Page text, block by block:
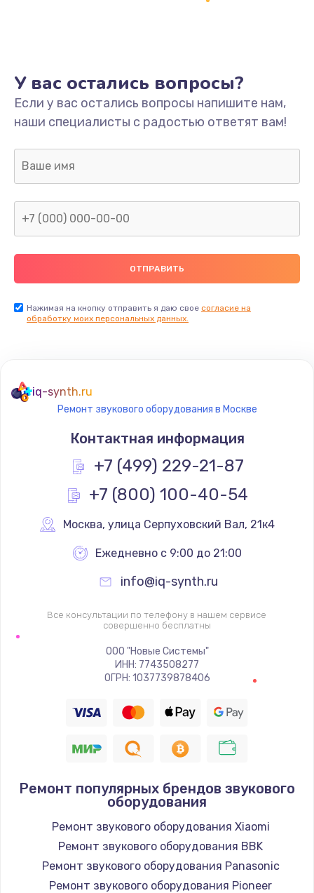
Не включается
1400 руб.
Заказать
Нет звука
800 руб.
Не видит флешку
400 руб.
Заказать
900 руб.
Заказать
900 руб.
Заказать
Не работает
1400 руб.
Восстановление цепи питания, пайка
Заказать
Программный ремонт/прошивка
Заказать
Замена Bluetooth/Wi-Fi модуля
800 руб.
Заказать
У вас остались вопросы?
Если у вас остались вопросы напишите нам,
наши специалисты с радостью ответят вам!
Нажимая на кнопку отправить я даю свое согласие на
обработку моих персональных данных.
iq-synth.ru
Ремонт звукового оборудования в Москве
Контактная информация
+7 (499) 229-21-87
+7 (800) 100-40-54
Москва, улица Серпуховский Вал, 21к4
Ежедневно с 9:00 до 21:00
info@iq-synth.ru
Все консультации по телефону в нашем сервисе
совершенно бесплатны
ООО "Новые Системы"
ИНН: 7743508277
ОГРН: 1037739878406
Ремонт популярных брендов звукового
оборудования
Ремонт звукового оборудования Xiaomi
Ремонт звукового оборудования BBK
Ремонт звукового оборудования Panasonic
Ремонт звукового оборудования Pioneer